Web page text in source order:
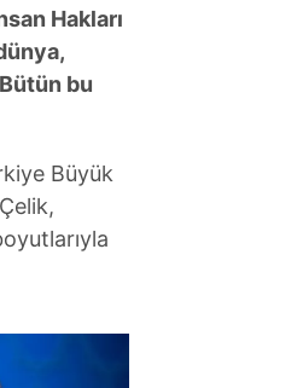
Hakları
bu
Büyük